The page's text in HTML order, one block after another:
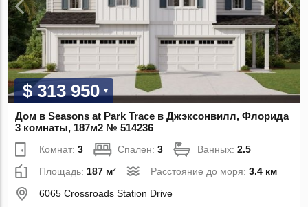
$ 313 950
Дом в Seasons at Park Trace в Джэксонвилл, Флорида
3 комнаты, 187м2 № 514236
Комнат:3 Спален:3 Ванных:2.5
Площадь:187 м² Расстояние до моря:3.4 км
6065 Crossroads Station Drive